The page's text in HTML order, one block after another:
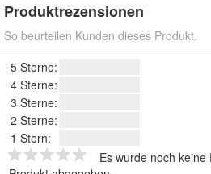
Produktrezensionen
So beurteilen Kunden dieses Produkt.
5 Sterne:
4 Sterne:
3 Sterne:
2 Sterne:
1 Stern:
Es wurde noch